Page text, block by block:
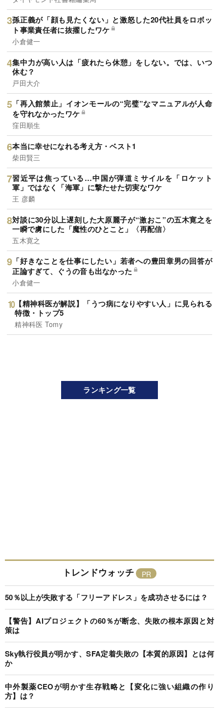
孫正義が「顔も見たくない」と激怒した20代社員をロボッ
ト事業責任者に抜擢したワケ
小倉健一
集中力が高い人は「疲れたら休憩」をしない。では、いつ
休む？
戸田大介
「再入館禁止」イオンモールの“完璧”なマニュアルが人命
を守れなかったワケ
窪田順生
本当に幸せになれる考え方・ベスト1
柴田賢三
習近平は焦っている…中国が弾道ミサイルを「ロケット
軍」ではなく「海軍」に撃たせた切実なワケ
王 彦麟
対談に30分以上遅刻した大原麗子が“激おこ”の五木寛之を
一瞬で虜にした「魔性のひとこと」〈再配信〉
五木寛之
「好きなことを仕事にしたい」若者への豊田章男の回答が
正論すぎて、ぐうの音も出なかった
小倉健一
【精神科医が解説】「うつ病になりやすい人」に見られる
特徴・トップ5
精神科医 Tomy
ランキング一覧
トレンドウォッチ
50％以上が失敗する「フリーアドレス」を成功させるには？
【警告】AIプロジェクトの60％が断念、失敗の根本原因と対
策は
Sky執行役員が明かす、SFA定着失敗の【本質的原因】とは何
か
中外製薬CEOが明かす生存戦略と【変化に強い組織の作り
方】は？